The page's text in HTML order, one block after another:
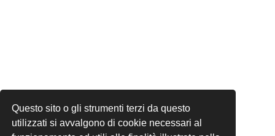
Questo sito o gli strumenti terzi da questo
utilizzati si avvalgono di cookie necessari al